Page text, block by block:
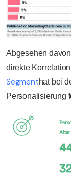
Abgesehen
direkte
Segmenthat bei
Personalisierung